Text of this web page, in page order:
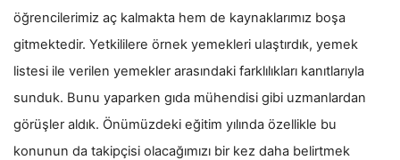
öğrencilerimiz aç kalmakta hem de kaynaklarımız boşa
gitmektedir. Yetkililere örnek yemekleri ulaştırdık, yemek
listesi ile verilen yemekler arasındaki farklılıkları kanıtlarıyla
sunduk. Bunu yaparken gıda mühendisi gibi uzmanlardan
görüşler aldık. Önümüzdeki eğitim yılında özellikle bu
konunun da takipçisi olacağımızı bir kez daha belirtmek